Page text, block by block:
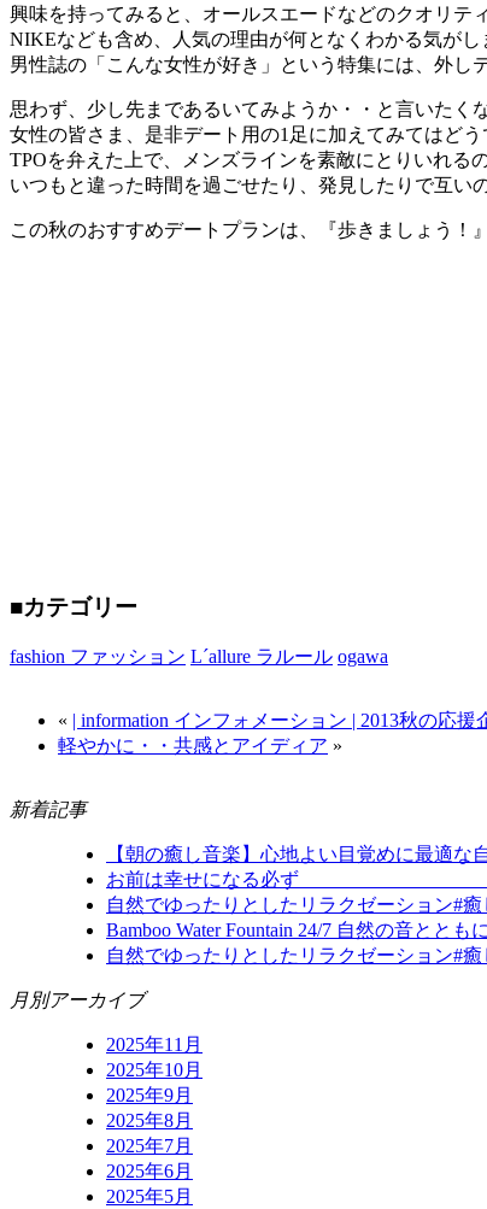
興味を持ってみると、オールスエードなどのクオリテ
NIKEなども含め、人気の理由が何となくわかる気がし
男性誌の「こんな女性が好き」という特集には、外し
思わず、少し先まであるいてみようか・・と言いたく
女性の皆さま、是非デート用の1足に加えてみてはどう
TPOを弁えた上で、メンズラインを素敵にとりいれる
いつもと違った時間を過ごせたり、発見したりで互い
この秋のおすすめデートプランは、『歩きましょう！
■カテゴリー
fashion ファッション L´allure ラルール ogawa
« | information インフォメーション | 2013秋の応
軽やかに・・共感とアイディア »
新着記事
【朝の癒し音楽】心地よい目覚めに最適な
お前は幸せになる必ず #歌詞動画 #
自然でゆったりとしたリラクゼーション#癒
Bamboo Water Fountain 24/7 自然の音とと
自然でゆったりとしたリラクゼーション#癒
月別アーカイブ
2025年11月
2025年10月
2025年9月
2025年8月
2025年7月
2025年6月
2025年5月